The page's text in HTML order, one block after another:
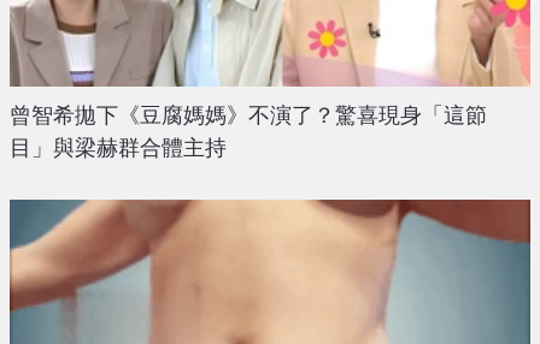
曾智希拋下《豆腐媽媽》不演了？驚喜現身「這節
目」與梁赫群合體主持